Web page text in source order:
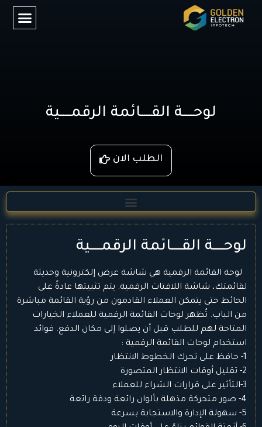
لوحــــــة القــــــائمة الرقمــــــية
الطلب الان
لوحــــــة القــــــائمة الرقمــــــية
لوحة القائمة الرقمية هي شاشة عرض إلكترونية وحديثة
لقائمتك، شاشة اللافتات الرقمية. يتم تثبيتها عادةً على
الحائط حتى يتمكن العملاء القادمون من رؤية القائمة مباشرة
من الباب. تُظهر لوحات القائمة الرقمية للعملاء الخيارات
المتاحة لهم للطلب قبل أن يصلوا إلى مكان الدفع. فوائد
استخدام لوحات القائمة الرقمية :
1- حافظ على تحرك الخطوط الانتظار
2- تقليل أوقات الانتظار المتصورة
3-التأثير على قرارات الشراء للعملاء
4- صور متحركة مذهلة بألوان رائعة ودقة رائعة
5- سهولة الإدارة والاستجابة بسرعة